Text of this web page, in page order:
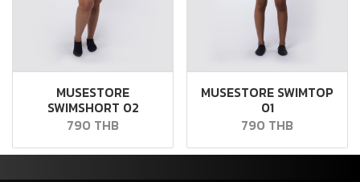
MUSESTORE
SWIMSHORT 02
790 THB
MUSESTORE SWIMTOP
01
790 THB